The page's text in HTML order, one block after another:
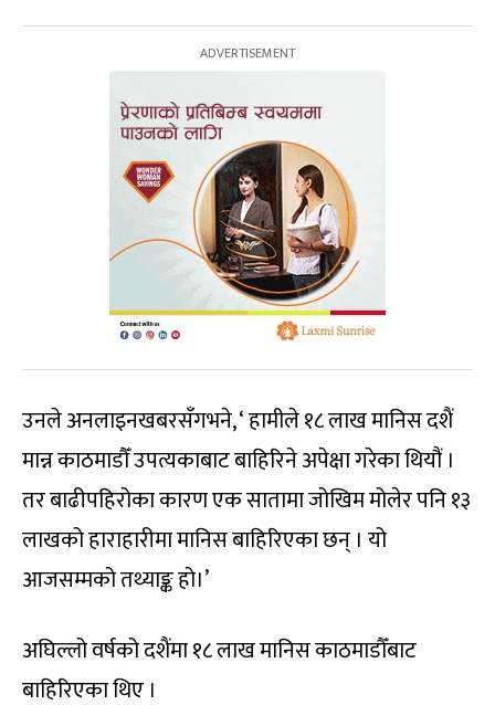
उनले अनलाइनखबरसँगभने, ‘ हामीले १८ लाख मानिस दशैं
मान्न काठमाडौँ उपत्यकाबाट बाहिरिने अपेक्षा गरेका थियौं ।
तर बाढीपहिरोका कारण एक सातामा जोखिम मोलेर पनि १३
लाखको हाराहारीमा मानिस बाहिरिएका छन् । यो
आजसम्मको तथ्याङ्क हो।’
अघिल्लो वर्षको दशैंमा १८ लाख मानिस काठमाडौँबाट
बाहिरिएका थिए ।